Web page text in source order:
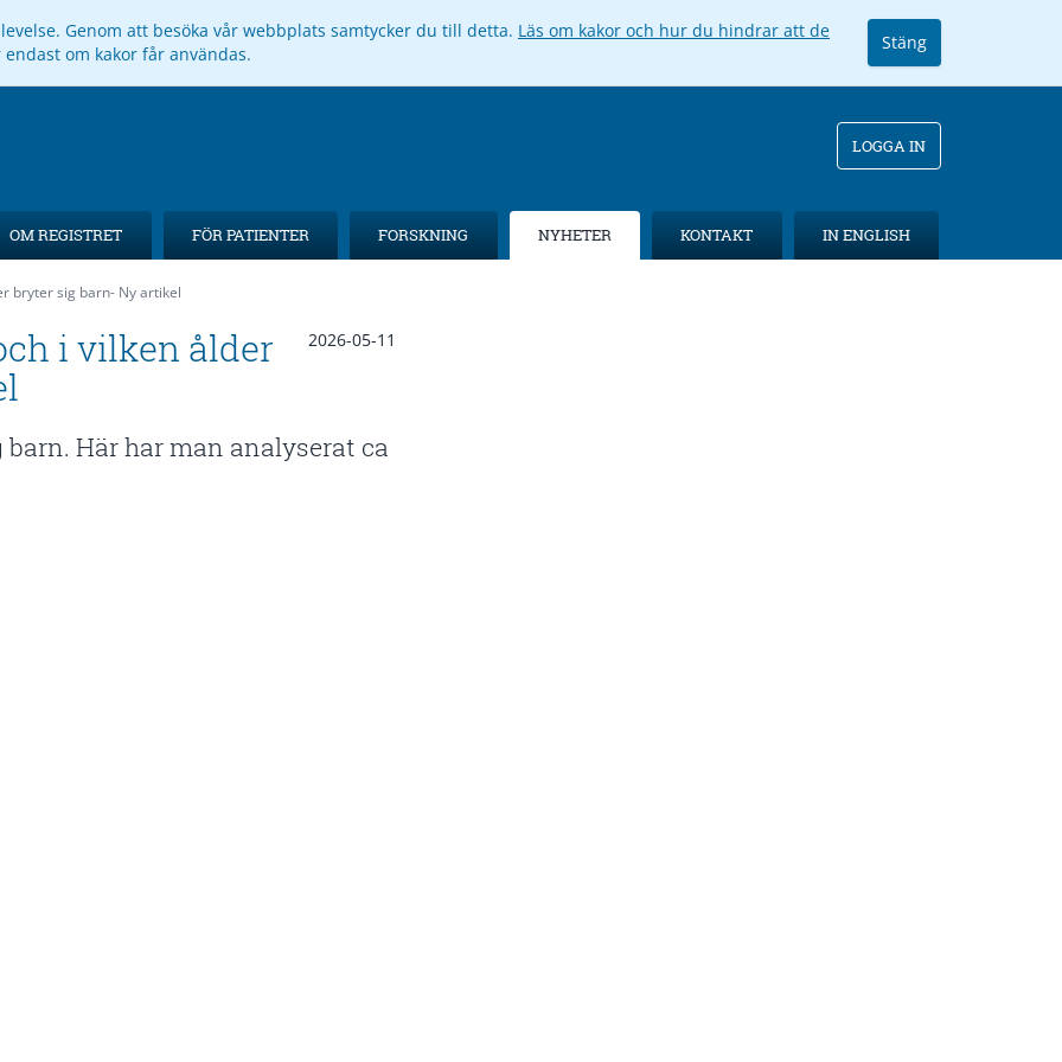
Genom att besöka vår webbplats samtycker du till detta. Läs om kakor och hur du hindrar att de
om kakor får användas.
Stäng
LOGGA IN
OM REGISTRET FÖR PATIENTER FORSKNING NYHETER KONTAKT IN ENGLISH
bryter sig barn- Ny artikel
i vilken ålder
2026-05-11
Här har man analyserat ca